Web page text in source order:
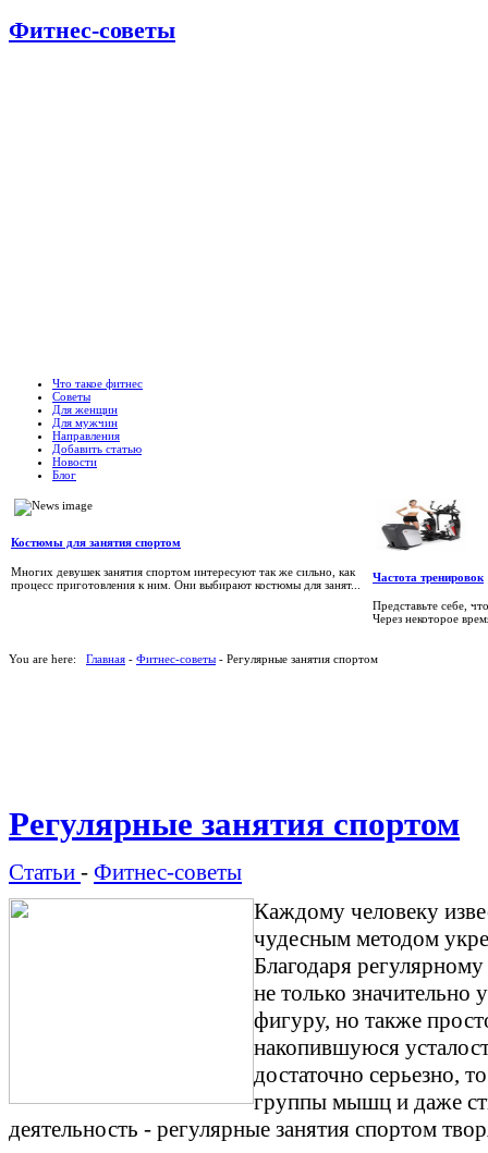
Фитнес-советы
Что такое фитнес
Советы
Для женщин
Для мужчин
Направления
Добавить статью
Новости
Блог
Костюмы для занятия спортом
Многих девушек занятия спортом интересуют так же сильно, как
процесс приготовления к ним. Они выбирают костюмы для занят...
Частота тренировок
Представьте себе,
Через некоторое
You are here: Главная - Фитнес-советы - Регулярные занятия спортом
Регулярные занятия спортом
Статьи - Фитнес-советы
Каждому человеку
чудесным методом
Благодаря
не только значительно
фигуру, но также
накопившуюся
достаточно серьезно,
группы мышц и даже
деятельность - регулярные занятия спортом